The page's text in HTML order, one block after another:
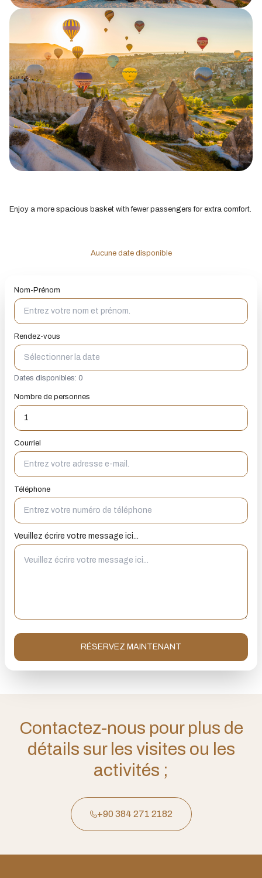
Enjoy a more spacious basket with fewer passengers for extra comfort.
Aucune date disponible
Nom-Prénom
Rendez-vous
Dates disponibles: 0
Nombre de personnes
Courriel
Téléphone
Veuillez écrire votre message ici...
RÉSERVEZ MAINTENANT
Contactez-nous pour plus de
détails sur les visites ou les
activités ;
+90 384 271 2182